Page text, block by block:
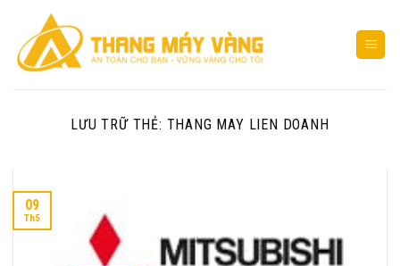
dung
LƯU TRỮ THẺ: THANG MAY LIEN DOANH
09
Th5